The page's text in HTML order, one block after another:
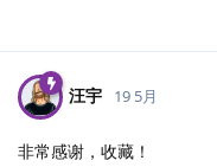
汪宇 19 5月
非常感谢，收藏！